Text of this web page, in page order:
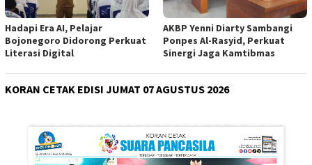
Hadapi Era AI, Pelajar
Bojonegoro Didorong Perkuat
Literasi Digital
AKBP Yenni Diarty Sambangi
Ponpes Al-Rasyid, Perkuat
Sinergi Jaga Kamtibmas
KORAN CETAK EDISI JUMAT 07 AGUSTUS 2026